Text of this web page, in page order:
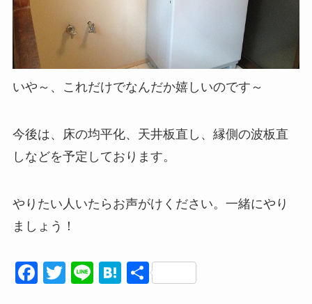
いや～、これだけでなんだか嬉しいのです～
今後は、床の均平化、天井板直し、縁側の波板直
しなどを予定しております。
やりたい人いたらお声がけください。一緒にやり
ましょう！
F
T
Li
H 共